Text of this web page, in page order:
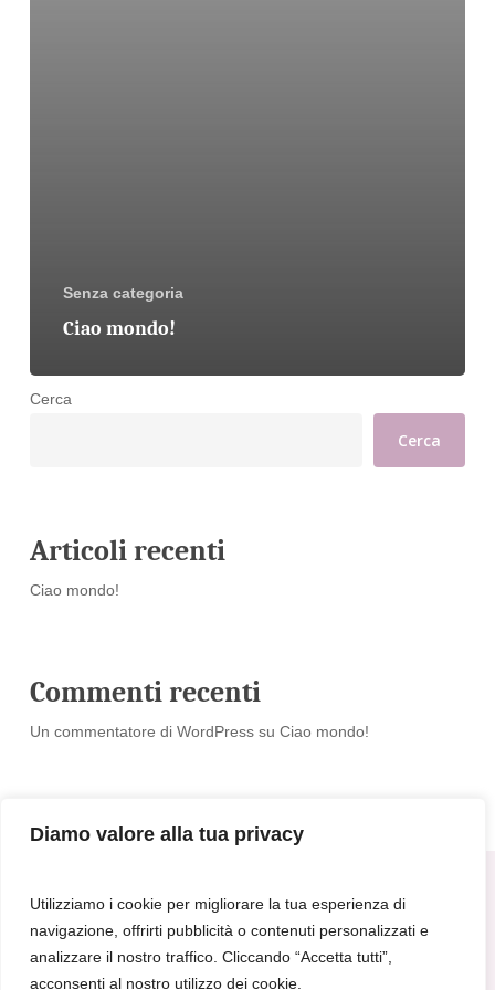
Diamo valore alla tua privacy
Utilizziamo i cookie per migliorare la tua esperienza di
navigazione, offrirti pubblicità o contenuti personalizzati e
analizzare il nostro traffico. Cliccando “Accetta tutti”,
acconsenti al nostro utilizzo dei cookie.
Senza categoria
Ciao mondo!
Cerca
Cerca
Articoli recenti
Ciao mondo!
Commenti recenti
Un commentatore di WordPresssu Ciao mondo!